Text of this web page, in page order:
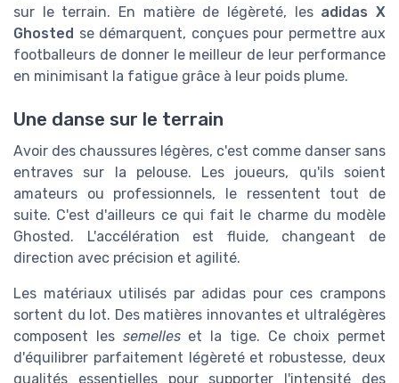
sur le terrain. En matière de légèreté, les adidas X
Ghosted se démarquent, conçues pour permettre aux
footballeurs de donner le meilleur de leur performance
en minimisant la fatigue grâce à leur poids plume.
Une danse sur le terrain
Avoir des chaussures légères, c'est comme danser sans
entraves sur la pelouse. Les joueurs, qu'ils soient
amateurs ou professionnels, le ressentent tout de
suite. C'est d'ailleurs ce qui fait le charme du modèle
Ghosted. L'accélération est fluide, changeant de
direction avec précision et agilité.
Les matériaux utilisés par adidas pour ces crampons
sortent du lot. Des matières innovantes et ultralégères
composent les semelleset la tige. Ce choix permet
d'équilibrer parfaitement légèreté et robustesse, deux
qualités essentielles pour supporter l'intensité des